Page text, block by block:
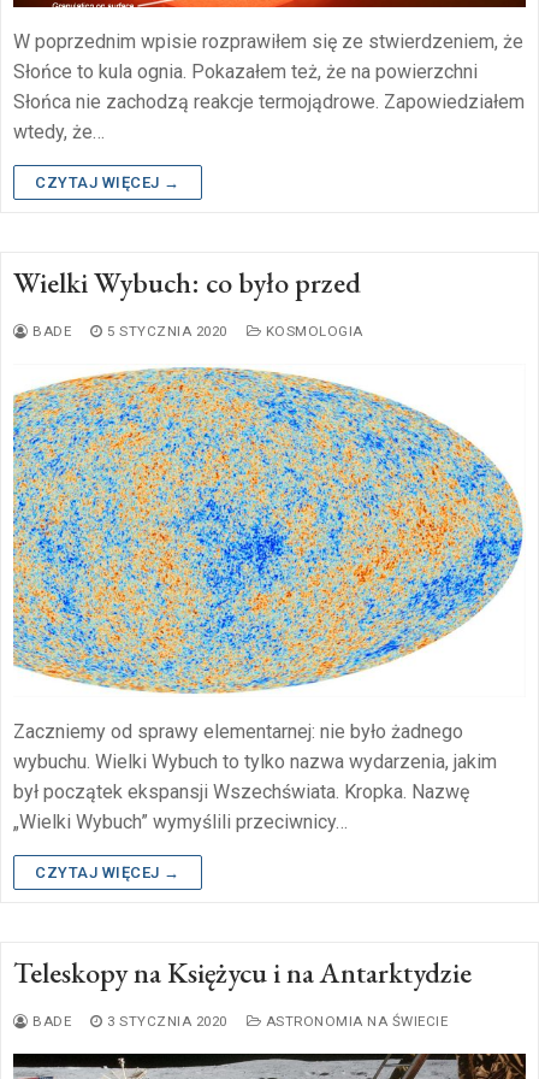
W poprzednim wpisie rozprawiłem się ze stwierdzeniem, że
Słońce to kula ognia. Pokazałem też, że na powierzchni
Słońca nie zachodzą reakcje termojądrowe. Zapowiedziałem
wtedy, że…
CZYTAJ WIĘCEJ →
Wielki Wybuch: co było przed
BADE 5 STYCZNIA 2020 KOSMOLOGIA
Zaczniemy od sprawy elementarnej: nie było żadnego
wybuchu. Wielki Wybuch to tylko nazwa wydarzenia, jakim
był początek ekspansji Wszechświata. Kropka. Nazwę
„Wielki Wybuch” wymyślili przeciwnicy…
CZYTAJ WIĘCEJ →
Teleskopy na Księżycu i na Antarktydzie
BADE 3 STYCZNIA 2020 ASTRONOMIA NA ŚWIECIE